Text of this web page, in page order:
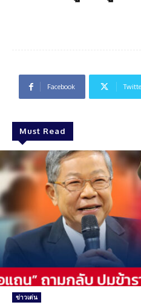
Facebook
Must Read
ข่าวเด่น